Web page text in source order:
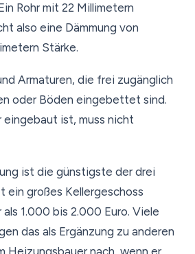
Rohr mit 22 Millimetern
also eine Dämmung von
Stärke.
Armaturen, die frei zugänglich
oder Böden eingebettet sind.
ist, muss nicht
ist die günstigste der drei
ein großes Kellergeschoss
1.000 bis 2.000 Euro. Viele
das als Ergänzung zu anderen
Heizungsbauer nach, wenn er